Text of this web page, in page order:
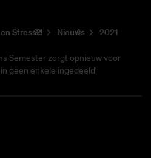
Stress?! Nieuws
2021
Semester zorgt opnieuw voor
geen enkele ingedeeld'